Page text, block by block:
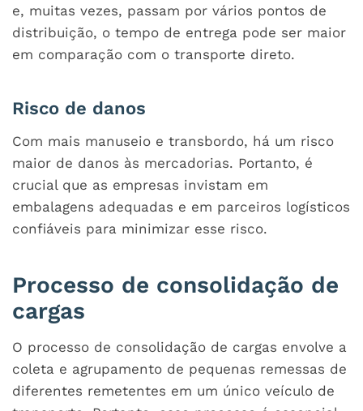
e, muitas vezes, passam por vários pontos de
distribuição, o tempo de entrega pode ser maior
em comparação com o transporte direto.
Risco de danos
Com mais manuseio e transbordo, há um risco
maior de danos às mercadorias. Portanto, é
crucial que as empresas invistam em
embalagens adequadas e em parceiros logísticos
confiáveis para minimizar esse risco.
Processo de consolidação de
cargas
O processo de consolidação de cargas envolve a
coleta e agrupamento de pequenas remessas de
diferentes remetentes em um único veículo de